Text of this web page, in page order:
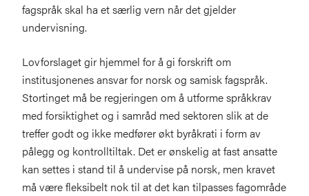
fagspråk skal ha et særlig vern når det gjelder
undervisning.
Lovforslaget gir hjemmel for å gi forskrift om
institusjonenes ansvar for norsk og samisk fagspråk.
Stortinget må be regjeringen om å utforme språkkrav
med forsiktighet og i samråd med sektoren slik at de
treffer godt og ikke medfører økt byråkrati i form av
pålegg og kontrolltiltak. Det er ønskelig at fast ansatte
kan settes i stand til å undervise på norsk, men kravet
må være fleksibelt nok til at det kan tilpasses fagområde